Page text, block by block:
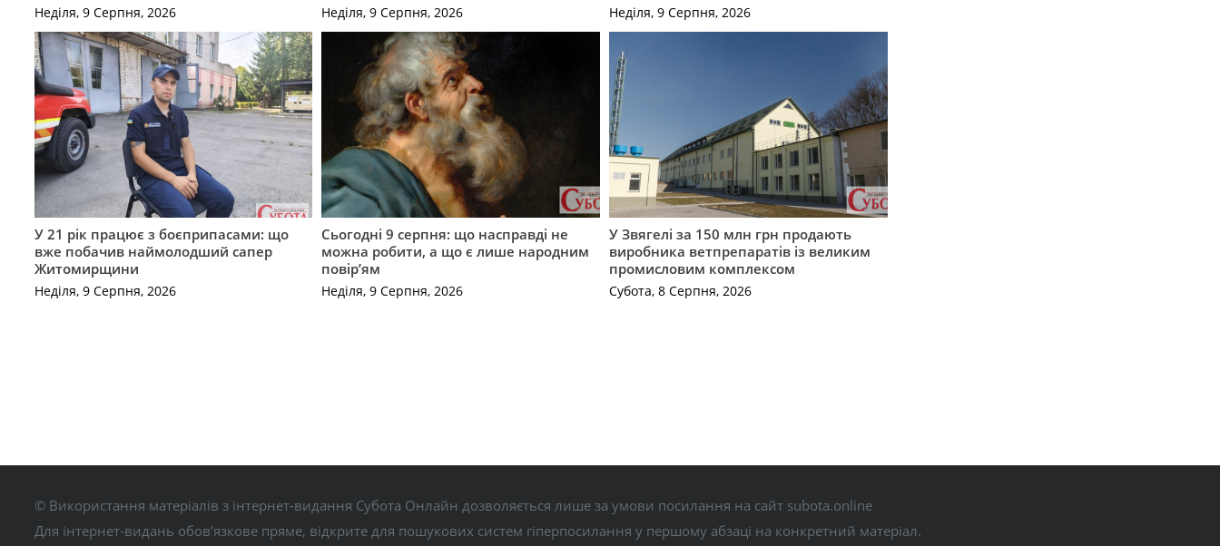
Неділя, 9 Серпня, 2026 Неділя, 9 Серпня, 2026 Неділя, 9 Серпня, 2026
У 21 рік працює з боєприпасами: що
вже побачив наймолодший сапер
Житомирщини
Неділя, 9 Серпня, 2026
Сьогодні 9 серпня: що насправді не
можна робити, а що є лише народним
повір’ям
Неділя, 9 Серпня, 2026
У Звягелі за 150 млн грн продають
виробника ветпрепаратів із великим
промисловим комплексом
Субота, 8 Серпня, 2026
© Використання матеріалів з інтернет-видання Субота Онлайн дозволяється лише за умови посилання на сайт subota.online
Для інтернет-видань обов’язкове пряме, відкрите для пошукових систем гіперпосилання у першому абзаці на конкретний матеріал.